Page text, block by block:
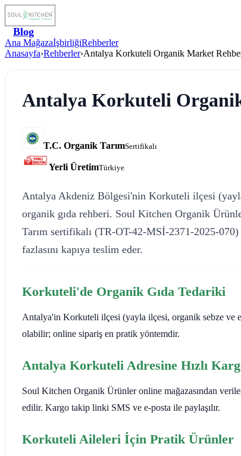
Blog
Ana MağazaİşbirliğiRehberler
Anasayfa›Rehberler›Antalya Korkuteli Organik Market
Antalya Korkuteli
T.C. Organik TarımSertifikalı
Yerli ÜretimTürkiye
Antalya Akdeniz Bölgesi'nin Korkuteli ilçesi
organik gıda rehberi. Soul Kitchen Organik
Tarım sertifikalı (TR-OT-42-MSİ-2371-2025-070)
fazlasını kapıya teslim eder.
Korkuteli'de Organik Gıda Tedariki
Antalya'in Korkuteli ilçesi (yayla ilçesi, organik sebze ve
olabilir; online sipariş en pratik yöntemdir.
Antalya Korkuteli Adresine Hızlı
Soul Kitchen Organik Ürünler online mağazasından
edilir. Kargo takip linki SMS ve e-posta ile paylaşılır.
Korkuteli Aileleri İçin Pratik Ürünler